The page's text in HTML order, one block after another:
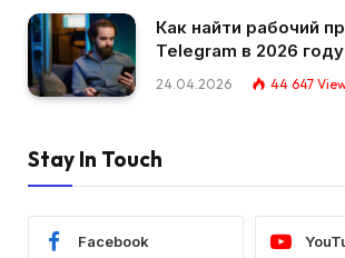
Как найти рабочий
Telegram в 2026 году
24.04.2026 44 647
Stay In Touch
Facebook